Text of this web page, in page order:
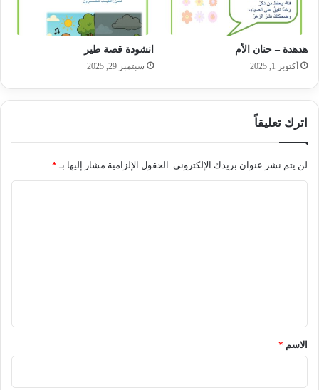
هدهدة – حنان الأم
أكتوبر 1, 2025
انشودة قصة طير
سبتمبر 29, 2025
اترك تعليقاً
لن يتم نشر عنوان بريدك الإلكتروني. الحقول الإلزامية مشار إليها بـ *
*الاسم *